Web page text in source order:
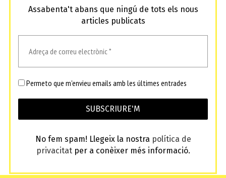
Assabenta't abans que ningú de tots els nous
articles publicats
Permeto que m'envieu emails amb les últimes entrades
No fem spam! Llegeix la nostra política de
privacitatper a conèixer més informació.